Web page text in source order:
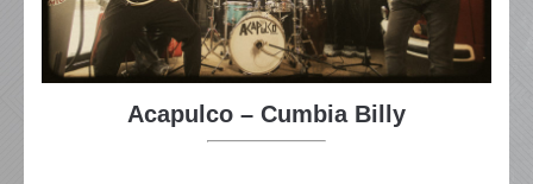
Acapulco – Cumbia Billy